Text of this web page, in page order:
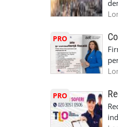
PRO
PRO